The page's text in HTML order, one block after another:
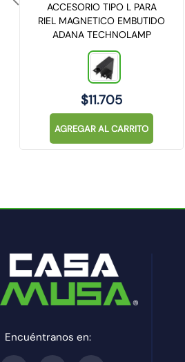
ACCESORIO TIPO L PARA
RIEL MAGNETICO EMBUTIDO
ADANA TECHNOLAMP
$11.705
AGREGAR AL CARRITO
Encuéntranos en: